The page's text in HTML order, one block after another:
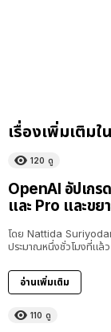
เรื่องเพิ่มเติม
120 ดู
OpenAI อัปเกร
และ Pro และขย
โดย Nattida
ประมาณหนึ่งชั่วโมงที่แล้ว
อ่านเพิ่มเติม
110 ดู